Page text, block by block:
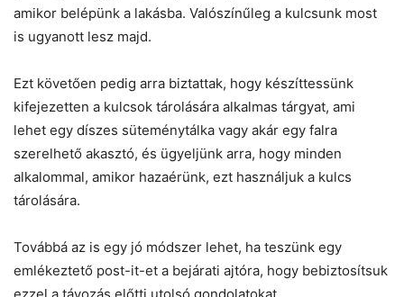
amikor belépünk a lakásba. Valószínűleg a kulcsunk most
is ugyanott lesz majd.
Ezt követően pedig arra biztattak, hogy készíttessünk
kifejezetten a kulcsok tárolására alkalmas tárgyat, ami
lehet egy díszes süteménytálka vagy akár egy falra
szerelhető akasztó, és ügyeljünk arra, hogy minden
alkalommal, amikor hazaérünk, ezt használjuk a kulcs
tárolására.
Továbbá az is egy jó módszer lehet, ha teszünk egy
emlékeztető post-it-et a bejárati ajtóra, hogy bebiztosítsuk
ezzel a távozás előtti utolsó gondolatokat.